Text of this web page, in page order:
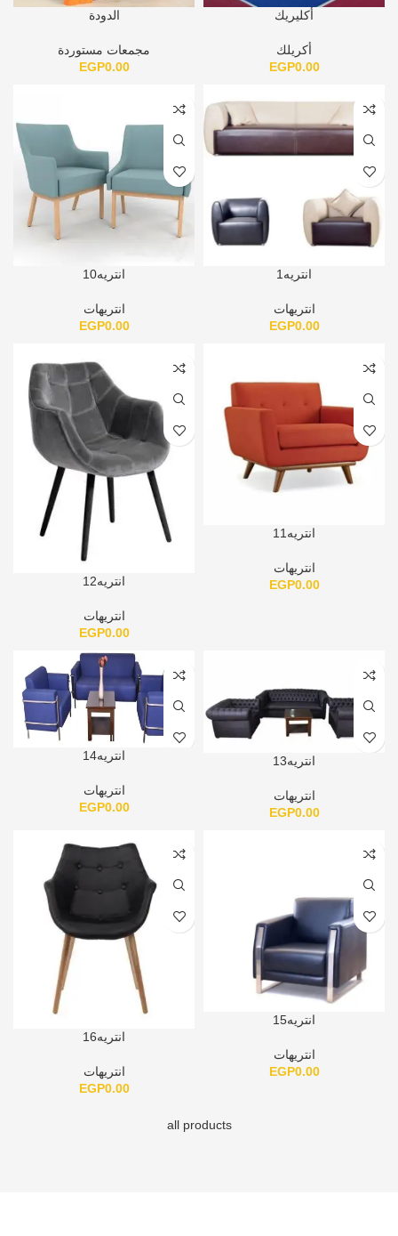
أكليريك
أكريلك
EGP0.00
الدودة
مجمعات مستوردة
EGP0.00
انتريه1
انتريهات
EGP0.00
انتريه10
انتريهات
EGP0.00
انتريه11
انتريهات
EGP0.00 انتريه12
انتريهات
EGP0.00
انتريه13
انتريهات
EGP0.00
انتريه14
انتريهات
EGP0.00
انتريه15
انتريهات
EGP0.00
انتريه16
انتريهات
EGP0.00
all products